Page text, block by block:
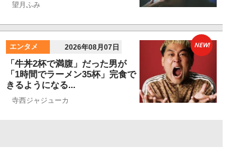
望月ふみ
エンタメ 2026年08月07日
「牛丼2杯で満腹」だった男が
「1時間でラーメン35杯」完食で
きるようになる...
寺西ジャジューカ
NEW!